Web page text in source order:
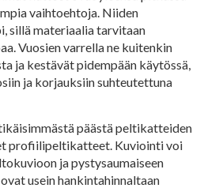
vaihtoehtoja. Niiden
sillä materiaalia tarvitaan
Vuosien varrella ne kuitenkin
ja kestävät pidempään käytössä,
ja korjauksiin suhteutettuna
päästä peltikatteiden
profiilipeltikatteet. Kuviointi voi
ja pystysaumaiseen
usein hankintahinnaltaan